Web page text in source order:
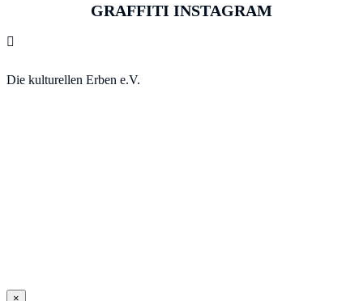
GRAFFITI INSTAGRAM

Die kulturellen Erben e.V.
×